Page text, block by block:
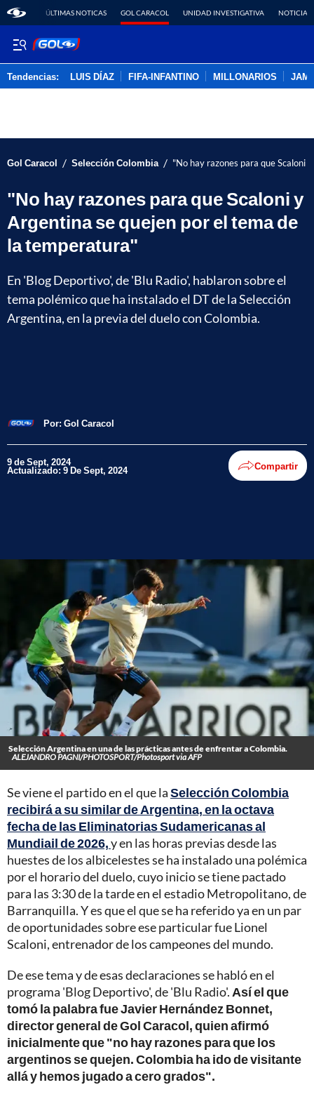
ÚLTIMAS NOTICAS GOL CARACOL UNIDAD INVESTIGATIVA NOTICIAS
Tendencias: LUIS DÍAZ FIFA-INFANTINO MILLONARIOS
Gol Caracol / Selección Colombia / "No hay razones para que Scaloni
"No hay razones para que Scaloni y
Argentina se quejen por el tema de
la temperatura"
En 'Blog Deportivo', de 'Blu Radio', hablaron sobre el
tema polémico que ha instalado el DT de la Selección
Argentina, en la previa del duelo con Colombia.
Por: Gol Caracol
9 de Sept, 2024
Actualizado: 9 De Sept, 2024 Compartir
Selección Argentina en una de las prácticas antes de enfrentar a Colombia.
ALEJANDRO PAGNI/PHOTOSPORT/Photosport via AFP
Se viene el partido en el que laSelección Colombia
recibirá a su similar de Argentina, en la octava
fecha de las Eliminatorias Sudamericanas al
Mundiail de 2026,y en las horas previas desde las
huestes de los albicelestes se ha instalado una polémica
por el horario del duelo, cuyo inicio se tiene pactado
para las 3:30 de la tarde en el estadio Metropolitano, de
Barranquilla. Y es que el que se ha referido ya en un par
de oportunidades sobre ese particular fue Lionel
Scaloni, entrenador de los campeones del mundo.
De ese tema y de esas declaraciones se habló en el
programa 'Blog Deportivo', de 'Blu Radio'. Así el que
tomó la palabra fue Javier Hernández Bonnet,
director general de Gol Caracol, quien afirmó
inicialmente que "no hay razones para que los
argentinos se quejen. Colombia ha ido de visitante
allá y hemos jugado a cero grados".